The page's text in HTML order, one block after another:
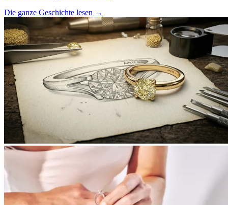
Die ganze Geschichte lesen →